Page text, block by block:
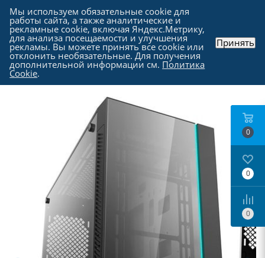
Каталог - Комплектующие для компьютера
Компьютерные корпуса
0
0
0
Мы используем обязательные cookie для
работы сайта, а также аналитические и
рекламные cookie, включая Яндекс.Метрику,
для анализа посещаемости и улучшения
рекламы. Вы можете принять все cookie или
отклонить необязательные. Для получения
дополнительной информации см. Политика
Cookie.
Принять